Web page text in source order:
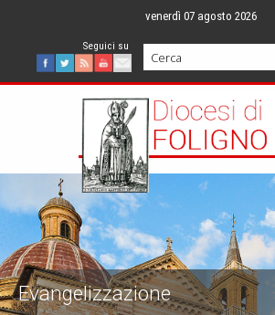
content
venerdì 07 agosto 2026
Facebook
Twitter
FeedYoutube
Mail
Evangelizzazione